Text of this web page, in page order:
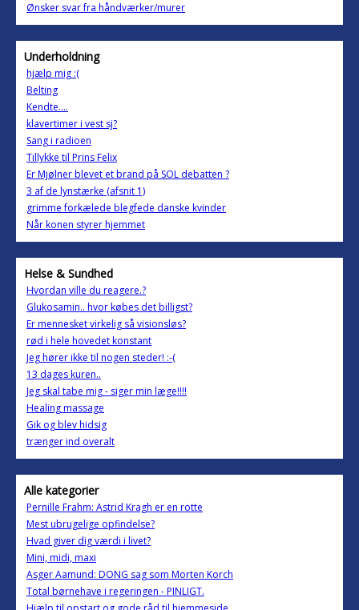
Ønsker svar fra håndværker/murer
Underholdning
hjælp mig :(
Belting
Kendte....
klavertimer i vest sj?
Sang i radioen
Tillykke til Prins Felix
Er Mjølner blevet et brand på SOL debatten ?
3 af de lynstærke (afsnit 1)
grimme forkælede blegfede danske kvinder
Når konen styrer hjemmet
Helse & Sundhed
Hvordan ville du reagere.?
Glukosamin.. hvor købes det billigst?
Er mennesket virkelig så visionsløs?
rød i hele hovedet konstant
Jeg hører ikke til nogen steder! :-(
13 dages kuren..
Jeg skal tabe mig - siger min læge!!!!
Healing massage
Gik og blev hidsig
trænger ind overalt
Alle kategorier
Pernille Frahm: Astrid Kragh er en rotte
Mest ubrugelige opfindelse?
Hvad giver dig værdi i livet?
Mini, midi, maxi
Asger Aamund: DONG sag som Morten Korch
Total børnehave i regeringen - PINLIGT.